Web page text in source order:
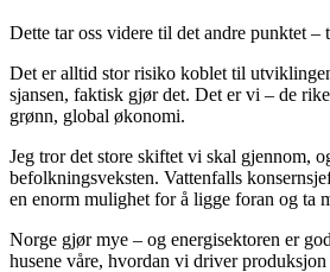
Dette tar oss videre til det andre punktet
Det er alltid stor risiko koblet til
sjansen, faktisk gjør det. Det er vi – de
grønn, global økonomi.
Jeg tror det store skiftet vi skal gjennom,
befolkningsveksten. Vattenfalls
en enorm mulighet for å ligge foran og ta
Norge gjør mye – og energisektoren er
husene våre, hvordan vi driver